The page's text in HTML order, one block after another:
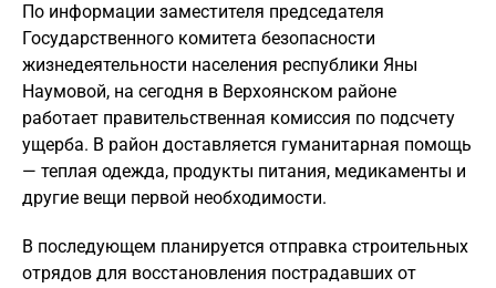
По информации заместителя председателя
Государственного комитета безопасности
жизнедеятельности населения республики Яны
Наумовой, на сегодня в Верхоянском районе
работает правительственная комиссия по подсчету
ущерба. В район доставляется гуманитарная помощь
— теплая одежда, продукты питания, медикаменты и
другие вещи первой необходимости.
В последующем планируется отправка строительных
отрядов для восстановления пострадавших от